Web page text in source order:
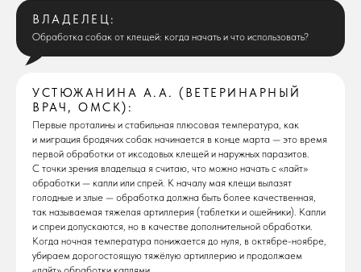
ВЛАДЕЛЕЦ:
Обработка собак от клещей: когда начать и что использовать?
УСТЮЖАНИНА А.А. (ВЕТЕРИНАРНЫЙ
ВРАЧ, ОМСК):
Первые проталины и стабильная плюсовая температура, как
и миграция бродячих собак начинается в конце марта — это время
первой обработки от иксодовых клещей и наружных паразитов.
С точки зрения владельца я считаю, что можно начать с «лайт»
обработки — капли или спрей. К началу мая клещи вылазят
голодные и злые — обработка должна быть более качественная,
так называемая тяжелая артиллерия (таблетки и ошейники). Капли
и спреи допускаются, но в качестве дополнительной обработки.
Когда ночная температура понижается до нуля, в октябре-ноябре,
убираем дорогостоящую тяжёлую артиллерию и продолжаем